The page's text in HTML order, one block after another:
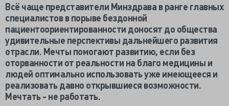
Всё чаще представители Минздрава в ранге главных
специалистов в порыве бездонной
пациентоориентированности доносят до общества
удивительные перспективы дальнейшего развития
отрасли. Мечты помогают развитию, если без
оторванности от реальности на благо медицины и
людей оптимально использовать уже имеющееся и
реализовать давно открывшиеся возможности.
Мечтать - не работать.